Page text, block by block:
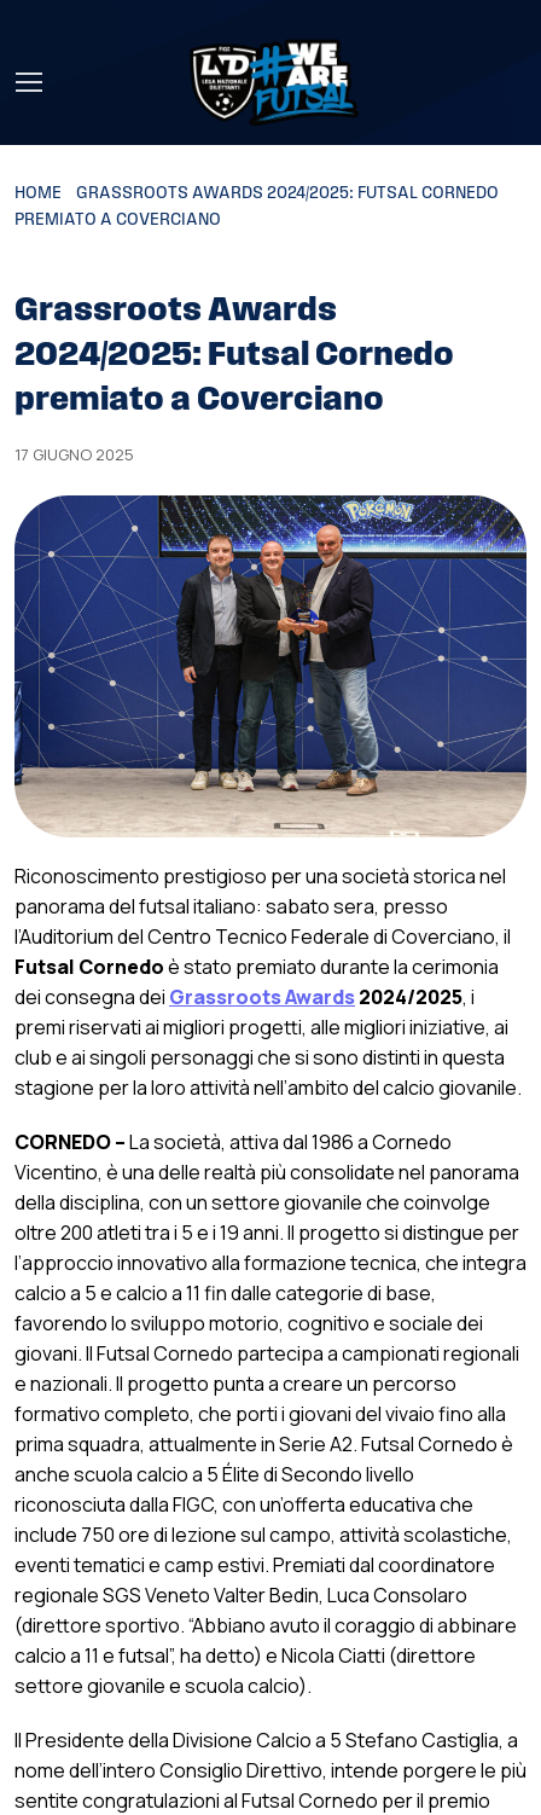
HOME
GRASSROOTS AWARDS 2024/2025: FUTSAL CORNEDO
PREMIATO A COVERCIANO
Grassroots Awards
2024/2025: Futsal Cornedo
premiato a Coverciano
17 GIUGNO 2025
Riconoscimento prestigioso per una società storica nel
panorama del futsal italiano: sabato sera, presso
l’Auditorium del Centro Tecnico Federale di Coverciano, il
Futsal Cornedoè stato premiato durante la cerimonia
dei consegna dei Grassroots Awards2024/2025, i
premi riservati ai migliori progetti, alle migliori iniziative, ai
club e ai singoli personaggi che si sono distinti in questa
stagione per la loro attività nell’ambito del calcio giovanile.
CORNEDO –La società, attiva dal 1986 a Cornedo
Vicentino, è una delle realtà più consolidate nel panorama
della disciplina, con un settore giovanile che coinvolge
oltre 200 atleti tra i 5 e i 19 anni. Il progetto si distingue per
l’approccio innovativo alla formazione tecnica, che integra
calcio a 5 e calcio a 11 fin dalle categorie di base,
favorendo lo sviluppo motorio, cognitivo e sociale dei
giovani. Il Futsal Cornedo partecipa a campionati regionali
e nazionali. Il progetto punta a creare un percorso
formativo completo, che porti i giovani del vivaio fino alla
prima squadra, attualmente in Serie A2. Futsal Cornedo è
anche scuola calcio a 5 Élite di Secondo livello
riconosciuta dalla FIGC, con un’offerta educativa che
include 750 ore di lezione sul campo, attività scolastiche,
eventi tematici e camp estivi. Premiati dal coordinatore
regionale SGS Veneto Valter Bedin, Luca Consolaro
(direttore sportivo. “Abbiano avuto il coraggio di abbinare
calcio a 11 e futsal”, ha detto) e Nicola Ciatti (direttore
settore giovanile e scuola calcio).
Il Presidente della Divisione Calcio a 5 Stefano Castiglia, a
nome dell’intero Consiglio Direttivo, intende porgere le più
sentite congratulazioni al Futsal Cornedo per il premio